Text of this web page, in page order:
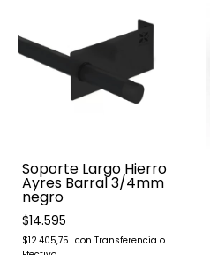
Soporte Largo Hierro
Ayres Barral 3/4mm
negro
$14.595
$12.405,75